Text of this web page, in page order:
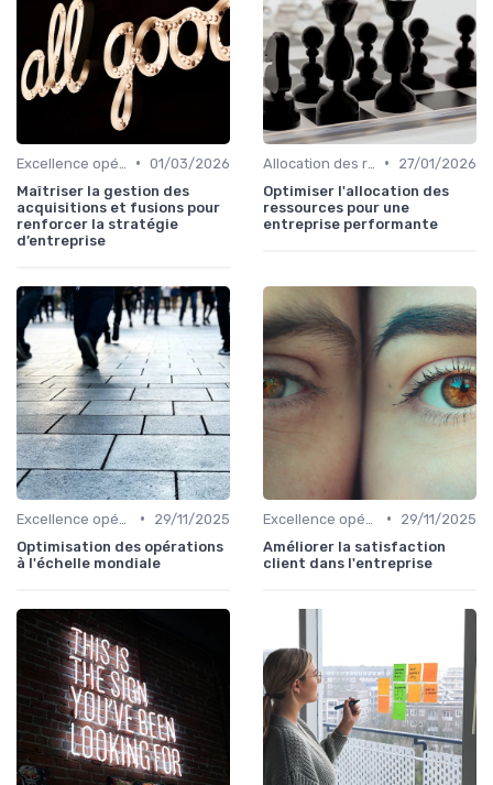
• 01/03/2026
Maîtriser la gestion des
acquisitions et fusions pour
renforcer la stratégie
d’entreprise
•
27/01/2026
Optimiser l'allocation des
ressources pour une
entreprise performante
•
29/11/2025
Optimisation des opérations
à l'échelle mondiale
•
29/11/2025
Améliorer la satisfaction
client dans l'entreprise